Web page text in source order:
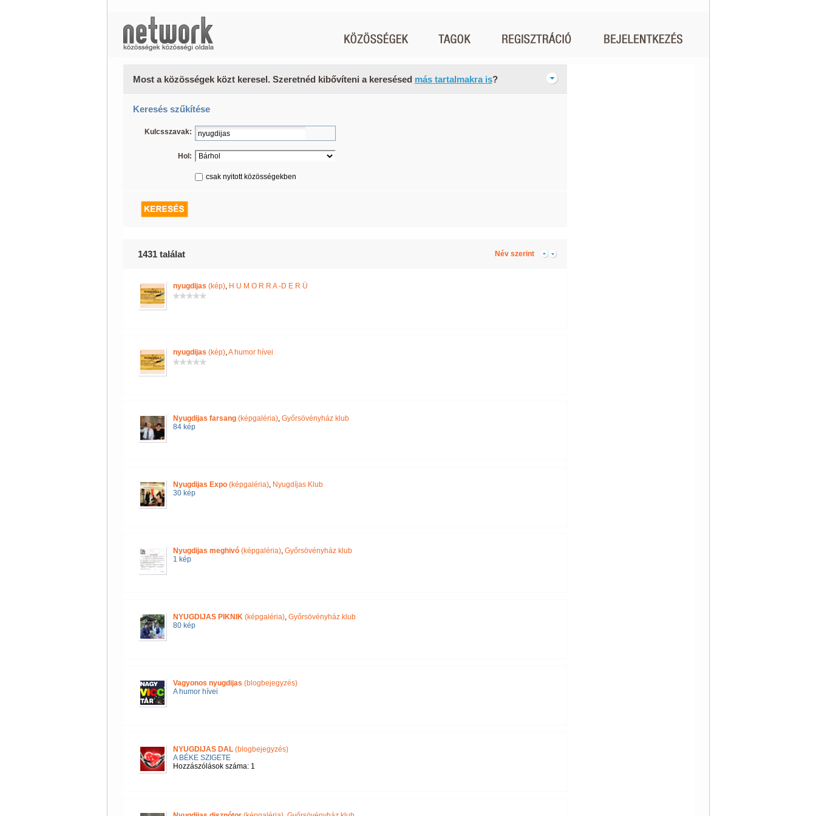
Most a közösségek közt keresel. Szeretnéd kibővíteni a keresésed más tartalmakra is?
Keresés szűkítése
Kulcsszavak:
Hol:
csak nyitott közösségekben
1431 találat Név szerint
nyugdijas (kép), H U M O R R A -D E R Ü
nyugdijas (kép),A humor hívei
Nyugdijas farsang(képgaléria), Győrsövényház klub
84 kép
Nyugdijas Expo(képgaléria), Nyugdíjas Klub
30 kép
Nyugdijas meghivó(képgaléria), Győrsövényház klub
1 kép
NYUGDIJAS PIKNIK(képgaléria), Győrsövényház klub
80 kép
Vagyonos nyugdijas (blogbejegyzés)
A humor hívei
NYUGDIJAS DAL(blogbejegyzés)
A BÉKE SZIGETE
Hozzászólások száma: 1